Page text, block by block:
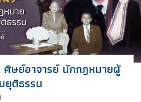
ศิษย์อาจารย์ นักกฎหมายผู้
ติธรรม